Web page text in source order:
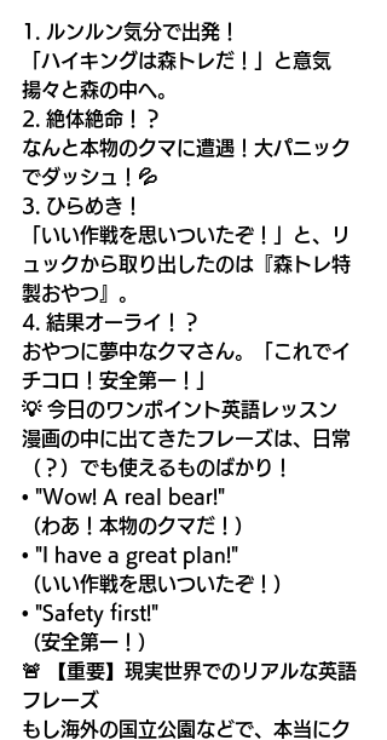
1. ルンルン気分で出発！
「ハイキングは森トレだ！」と意気
揚々と森の中へ。
2. 絶体絶命！？
なんと本物のクマに遭遇！大パニック
でダッシュ！💦
3. ひらめき！
「いい作戦を思いついたぞ！」と、リ
ュックから取り出したのは『森トレ特
製おやつ』。
4. 結果オーライ！？
おやつに夢中なクマさん。「これでイ
チコロ！安全第一！」
💡 今日のワンポイント英語レッスン
漫画の中に出てきたフレーズは、日常
（？）でも使えるものばかり！
• "Wow! A real bear!"
（わあ！本物のクマだ！）
• "I have a great plan!"
（いい作戦を思いついたぞ！）
• "Safety first!"
（安全第一！）
🚨 【重要】現実世界でのリアルな英語
フレーズ
もし海外の国立公園などで、本当にク